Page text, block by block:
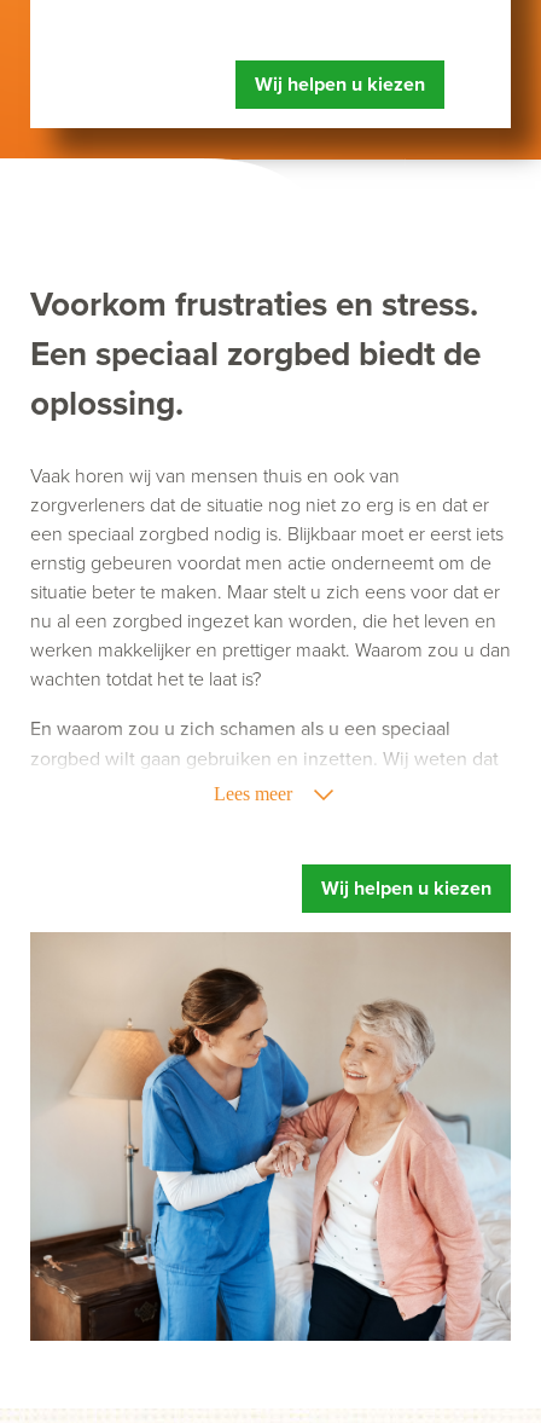
Wij helpen u kiezen
Voorkom frustraties en stress.
Een speciaal zorgbed biedt de
oplossing.
Vaak horen wij van mensen thuis en ook van
zorgverleners dat de situatie nog niet zo erg is en dat er
een speciaal zorgbed nodig is. Blijkbaar moet er eerst iets
ernstig gebeuren voordat men actie onderneemt om de
situatie beter te maken. Maar stelt u zich eens voor dat er
nu al een zorgbed ingezet kan worden, die het leven en
werken makkelijker en prettiger maakt. Waarom zou u dan
wachten totdat het te laat is?
Lees meer
En waarom zou u zich schamen als u een speciaal
zorgbed wilt gaan gebruiken en inzetten. Wij weten dat
het gebruik van zorghulpmiddelen niet altijd leuk is,
zorgbed doet, maar richt u vooral op wat een speciaal
zorgbed u oplevert. Meer ontspanning, u voelt zich fitter
en een betere begeleiding.
Mensen hebben snel de neiging om te zeggen dat hun
bed wel prima is. Of dat de instelling al over eigen
zorgbedden beschikt. Gelukkig maar zeggen wij dan,
maar legt u zich er niet te snel bij neer als uw situatie net
even anders is. Een speciaal zorgbed gaat namelijk veel
verder dan een standaard bed. Het bed is zo ingesteld dat
het kan draaien, kantelen en rechtop kan staan.
Afgestemd op de behoefte van het moment, zodat het de
zorghandelingen makkelijker en prettiger maakt. Dus start
uw aanvraag en wij helpen u op weg. Zonder dat iets
moet en zonder directe verplichtingen.
Als u er over nadenkt om een speciaal zorgbed te gaan
betaalt.
Onze ervaring leert dat mensen door een speciaal
Wij helpen u kiezen